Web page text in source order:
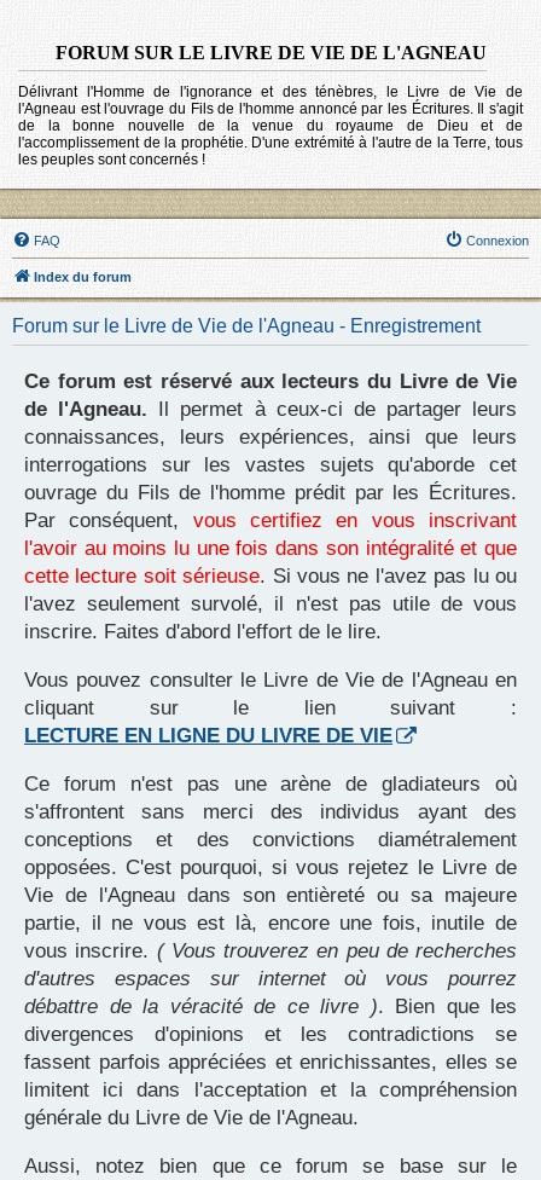
FORUM SUR LE LIVRE DE VIE DE L'AGNEAU
Délivrant l'Homme de l'ignorance et des ténèbres, le Livre de Vie de
l'Agneau est l'ouvrage du Fils de l'homme annoncé par les Écritures. Il s'agit
de la bonne nouvelle de la venue du royaume de Dieu et de
l'accomplissement de la prophétie. D'une extrémité à l'autre de la Terre, tous
les peuples sont concernés !
FAQ Connexion
Index du forum
Forum sur le Livre de Vie de l'Agneau - Enregistrement
Ce forum est réservé aux lecteurs du Livre de Vie
de l'Agneau. Il permet à ceux-ci de partager leurs
connaissances, leurs expériences, ainsi que leurs
interrogations sur les vastes sujets qu'aborde cet
ouvrage du Fils de l'homme prédit par les Écritures.
Par conséquent, vous certifiez en vous inscrivant
l'avoir au moins lu une fois dans son intégralité et que
cette lecture soit sérieuse. Si vous ne l'avez pas lu ou
l'avez seulement survolé, il n'est pas utile de vous
inscrire. Faites d'abord l'effort de le lire.
Vous pouvez consulter le Livre de Vie de l'Agneau en
cliquant sur le lien suivant :
LECTURE EN LIGNE DU LIVRE DE VIE
Ce forum n'est pas une arène de gladiateurs où
s'affrontent sans merci des individus ayant des
conceptions et des convictions diamétralement
opposées. C'est pourquoi, si vous rejetez le Livre de
Vie de l'Agneau dans son entièreté ou sa majeure
partie, il ne vous est là, encore une fois, inutile de
vous inscrire. ( Vous trouverez en peu de recherches
d'autres espaces sur internet où vous pourrez
débattre de la véracité de ce livre ). Bien que les
divergences d'opinions et les contradictions se
fassent parfois appréciées et enrichissantes, elles se
limitent ici dans l'acceptation et la compréhension
générale du Livre de Vie de l'Agneau.
Aussi, notez bien que ce forum se base sur le